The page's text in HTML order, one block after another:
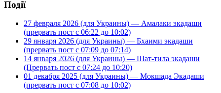
Події
27 февраля 2026 (для Украины) — Амалаки экадаши
(прервать пост с 06:22 до 10:02)
29 января 2026 (для Украины) — Бхаими экадаши
(прервать пост с 07:09 до 07:14)
14 января 2026 (для Украины) — Шат-тила экадаши
(Прервать пост с 07:24 до 10:20)
01 декабря 2025 (для Украины) — Мокшада Экадаши
(прервать пост с 07:08 до 10:02)